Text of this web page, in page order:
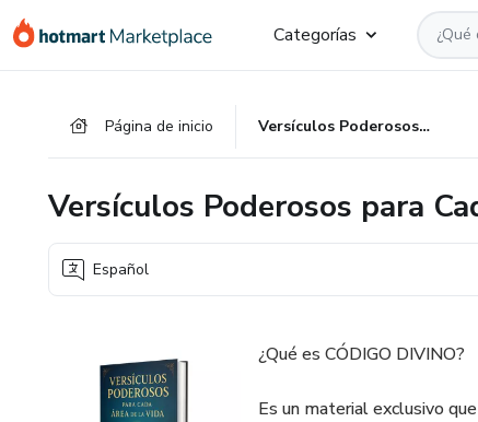
Categorías
Página de inicio Versículos Poderosos para Cada Área de la Vida
Versículos Poderosos para
Español
¿Qué es CÓDIGO DIVINO?
Es un material exclusivo